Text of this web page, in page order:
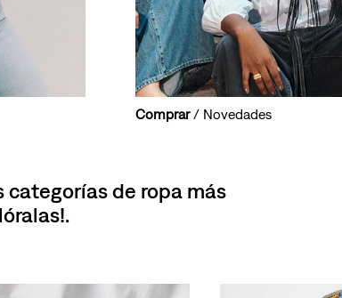
Comprar/ Novedades
categorías de ropa más